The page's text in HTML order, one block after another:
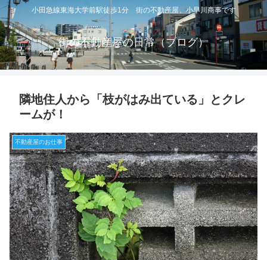
小田急線東海大学前駅徒歩1分 街の不動産屋 小早川商事です
街の不動産屋の日常（ブログ）
隣地住人から「枝がはみ出ている」とクレ
ームが！
不動産屋のお仕事